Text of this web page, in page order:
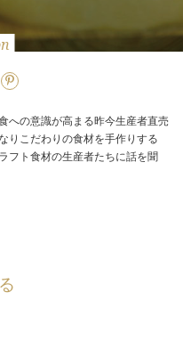
への意識が高まる昨今生産者直売
りこだわりの食材を手作りする
フト食材の生産者たちに話を聞